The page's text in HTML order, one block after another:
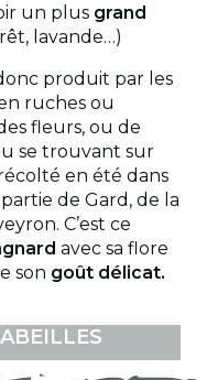
un plus grand
lavande…)
produit par les
ruches ou
fleurs, ou de
se trouvant sur
en été dans
de Gard, de la
C’est ce
avec sa flore
son goût délicat.